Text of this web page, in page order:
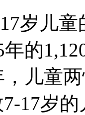
岁儿
的
，儿童
17岁